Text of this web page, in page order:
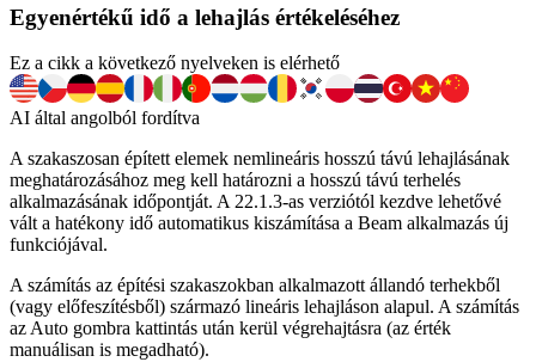
Egyenértékű idő a lehajlás értékeléséhez
Ez a cikk a következő nyelveken is elérhető
AI által angolból fordítva
A szakaszosan épített elemek nemlineáris hosszú távú lehajlásának
meghatározásához meg kell határozni a hosszú távú terhelés
alkalmazásának időpontját. A 22.1.3-as verziótól kezdve lehetővé
vált a hatékony idő automatikus kiszámítása a Beam alkalmazás új
funkciójával.
A számítás az építési szakaszokban alkalmazott állandó terhekből
(vagy előfeszítésből) származó lineáris lehajláson alapul. A számítás
az Auto gombra kattintás után kerül végrehajtásra (az érték
manuálisan is megadható).